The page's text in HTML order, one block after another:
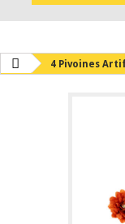
4 Pivoines